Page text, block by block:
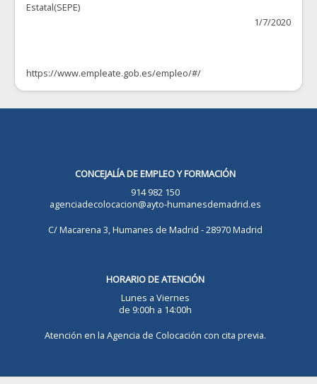
Estatal(SEPE)
1/7/2020
https://www.empleate.gob.es/empleo/#/
CONCEJALÍA DE EMPLEO Y FORMACIÓN
914 982 150
agenciadecolocacion@ayto-humanesdemadrid.es
C/ Macarena 3, Humanes de Madrid - 28970 Madrid
HORARIO DE ATENCIÓN
Lunes a Viernes
de 9:00h a 14:00h
Atención en la Agencia de Colocación con cita previa.